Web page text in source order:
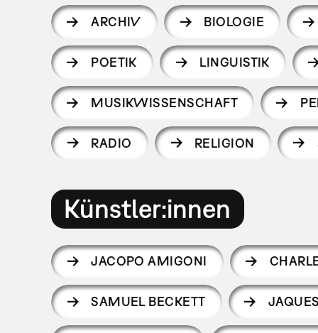
ARCHIV BIOLOGIE
POETIK LINGUISTIK
MUSIKWISSENSCHAFT
RADIO RELIGION
Künstler:innen
JACOPO AMIGONI
SAMUEL BECKETT